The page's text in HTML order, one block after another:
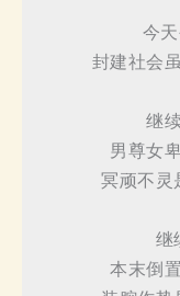
今
封建社会
继
男尊女
冥顽不灵
继
本末倒